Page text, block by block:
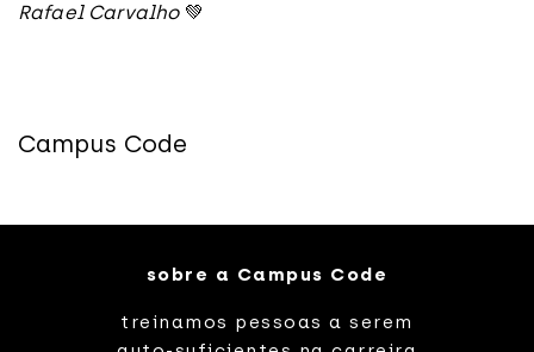
Rafael Carvalho💚
Campus Code
sobre a Campus Code
treinamos pessoas a serem